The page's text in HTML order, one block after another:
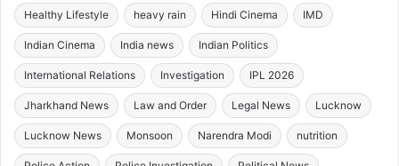
Healthy Lifestyle heavy rain Hindi Cinema IMD
Indian Cinema India news Indian Politics
International Relations Investigation IPL 2026
Jharkhand News Law and Order Legal News Lucknow
Lucknow News Monsoon Narendra Modi nutrition